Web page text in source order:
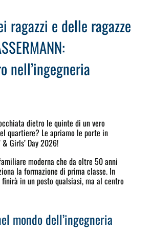
ragazzi e delle ragazze
nell’ingegneria
dietro le quinte di un vero
quartiere? Le apriamo le porte in
& Girls’ Day 2026!
moderna che da oltre 50 anni
la formazione di prima classe. In
finirà in un posto qualsiasi, ma al centro
mondo dell’ingegneria